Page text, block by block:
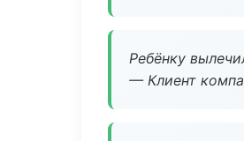
Ребёнку
— Клиент